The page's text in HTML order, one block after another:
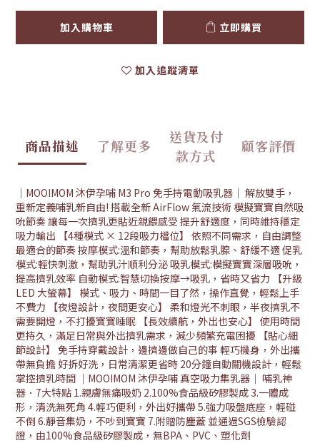
加入購物車 立即購買
加入追蹤清單
商品描述 了解更多
送貨及付
款方式
顧客評價
｜MOOIMOM 沐伊孕哺 M3 Pro 免手持電動吸乳器｜ 解放雙手，
重新定義哺乳新自由! 搭載全新 AirFlow 氣流技術 模擬寶寶自然吸
吮節奏 讓每一次擠乳更貼近親餵感受 提升舒適度，同時維持穩定
吸力輸出 【4種模式 × 12段吸力檔位】 依照不同需求，自由調整
最適合的節奏 按摩模式:溫和節奏，幫助放鬆乳腺、舒緩不適 促乳
模式:輕快刺激，幫助乳汁順利分泌 吸乳模式:模擬寶寶深層吸吮，
提高擠乳效率 自動模式:智慧切換按摩→吸乳，省時又省力 【升級
LED 大螢幕】 模式、吸力、時間一目了然，操作直覺，輕鬆上手
不費力 【夜燈設計，夜間更安心】 柔和燈光不刺眼，半夜擠乳不
需要開燈，不打擾寶寶睡眠 【長效續航，外出也安心】 使用時間
更持久，滿足日常與外出擠乳需求，減少頻繁充電困擾 【貼心細
節設計】 免手持穿戴設計，邊擠邊做自己的事 輕巧機身，外出攜
帶無負擔 好拆好洗，日常清潔更省時 20分鐘自動關機設計，輕鬆
掌控擠乳時間 ｜MOOIMOM 沐伊孕哺 真空吸力集乳器｜ 哺乳神
器．7大特點 1.親膚無痛吸奶 2.100%食品級矽膠製成 3.一體成
形，清洗無死角 4.輕巧便利，外出好攜帶 5.強力吸盤底座，輕碰
不倒 6.靜音集奶，不吵到寶寶 7.附贈防塵蓋 並通過SGS檢驗認
證，由100%食品級矽膠製成，無BPA、PVC、塑化劑